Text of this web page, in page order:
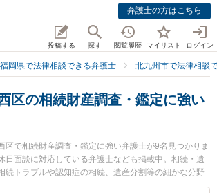
弁護士の方はこちら
投稿する 探す 閲覧履歴 マイリスト ログイン
福岡県で法律相談できる弁護士 北九州市で法律相談
区の相続財産調査・鑑定に強い
区で相続財産調査・鑑定に強い弁護士が9名見つかりま
日面談に対応している弁護士なども掲載中。相続・遺
続トラブルや認知症の相続、遺産分割等の細かな分野
便利です。特に弁護士法人ラグーン 黒崎支店の松枝 弘